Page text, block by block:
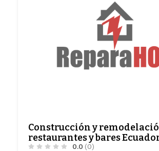
Construcción y
restaurantes y bares
0.0 (0)